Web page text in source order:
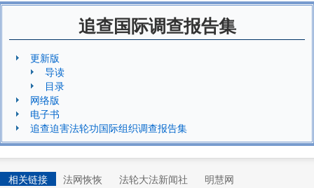
追查国际调查报告集
更新版
导读
目录
网络版
电子书
追查迫害法轮功国际组织调查报告集
相关链接 法网恢恢 法轮大法新闻社
明慧网